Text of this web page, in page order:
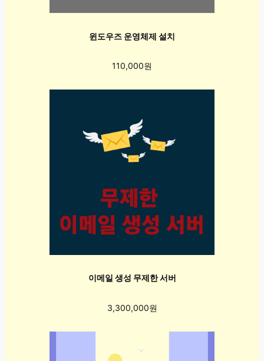
윈도우즈 운영체제 설치
110,000원
이메일 생성 무제한 서버
3,300,000원